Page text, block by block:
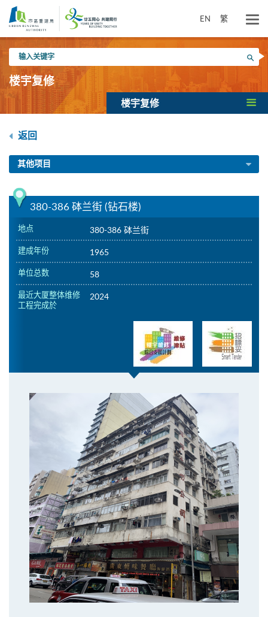
内
EN 繁
入
关
键
搜寻
楼宇复修
楼宇复修
返回
其他项目
380-386 砵兰街 (钻石楼)
地点 380-386 砵兰街
建成年份 1965
单位总数 58
最近大厦整体维修
工程完成於
2024